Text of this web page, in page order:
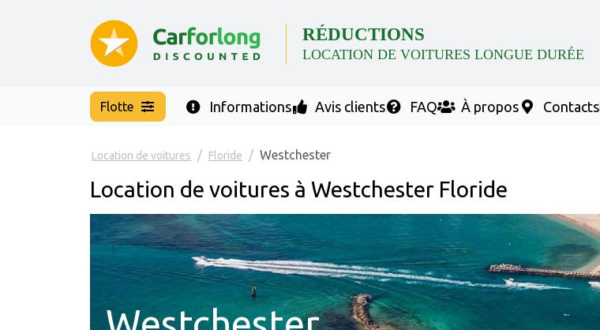
RÉDUCTIONS
LOCATION DE VOITURES LONGUE DURÉE
Flotte Informations Avis clients FAQ À propos Contacts
Location de voitures Floride Westchester
Location de voitures à Westchester Floride